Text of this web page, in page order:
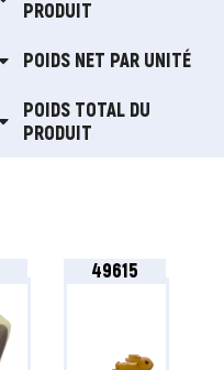
PRODUIT
POIDS NET PAR UNITÉ
POIDS TOTAL DU
PRODUIT
49615